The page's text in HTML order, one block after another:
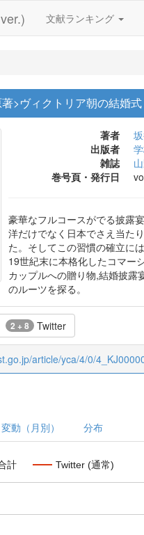
文献ランキング
著>ヴィクトリア朝の結婚
著者
出版者
雑誌
巻号頁・発行日
豪華なフルコースがでる披露
洋だけでなく日本でさえ当た
た。そしてこの習慣の確立に
19世紀末に本格化したコマー
カップルへの贈り物,結婚披露
のルーツを探る。
2 + 8 Twitter
article/yca/4/0/
変動（月別） 分布
計 Twitter (通常)